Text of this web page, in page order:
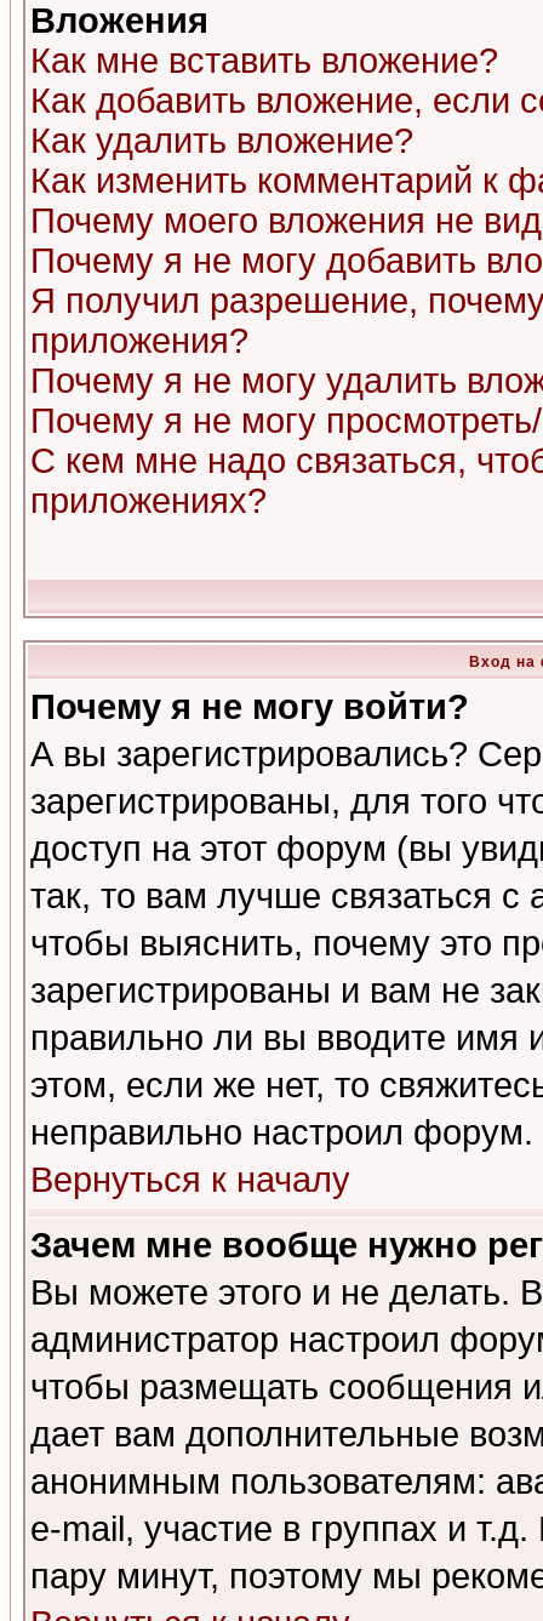
Вложения
Как мне вставить вложение?
Как добавить вложение, если
Как удалить вложение?
Как изменить комментарий к
Почему моего вложения не
Почему я не могу добавить
Я получил разрешение,
приложения?
Почему я не могу удалить
Почему я не могу
С кем мне надо связаться,
приложениях?
Вход на
Почему я не могу войти?
А вы зарегистрировались?
зарегистрированы, для того
доступ на этот форум (вы
так, то вам лучше связаться
чтобы выяснить, почему это
зарегистрированы и вам не
правильно ли вы вводите
этом, если же нет, то
неправильно настроил форум.
Вернуться к началу
Зачем мне вообще нужно
Вы можете этого и не делать.
администратор настроил
чтобы размещать сообщения
дает вам дополнительные
анонимным пользователям:
e-mail, участие в группах и
пару минут, поэтому мы